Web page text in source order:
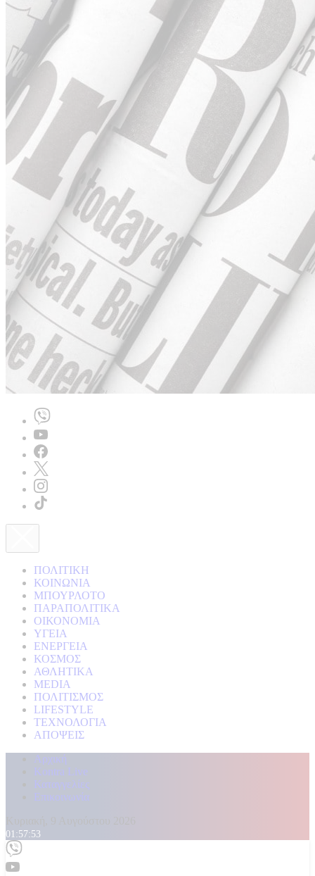
ΠΟΛΙΤΙΚΗ
ΚΟΙΝΩΝΙΑ
ΜΠΟΥΡΛΟΤΟ
ΠΑΡΑΠΟΛΙΤΙΚΑ
ΟΙΚΟΝΟΜΙΑ
ΥΓΕΙΑ
ΕΝΕΡΓΕΙΑ
ΚΟΣΜΟΣ
ΑΘΛΗΤΙΚΑ
MEDIA
ΠΟΛΙΤΙΣΜΟΣ
LIFESTYLE
ΤΕΧΝΟΛΟΓΙΑ
ΑΠΟΨΕΙΣ
Αρχική
Kontra Live
Καταγγελίες
Επικοινωνία
01:57:54